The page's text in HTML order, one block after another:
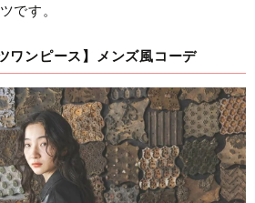
です。
ワンピース】メンズ風コーデ